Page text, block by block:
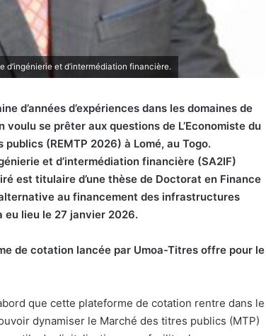
et d’intermédiation financière.
d’années d’expériences dans les domaines de
se prêter aux questions de L’Economiste du
(REMTP 2026) à Lomé, au Togo.
et d’intermédiation financière (SA2IF)
est titulaire d’une thèse de Doctorat en Finance
au financement des infrastructures
eu lieu le 27 janvier 2026.
de cotation lancée par Umoa-Titres offre pour le
que cette plateforme de cotation rentre dans le
dynamiser le Marché des titres publics (MTP)